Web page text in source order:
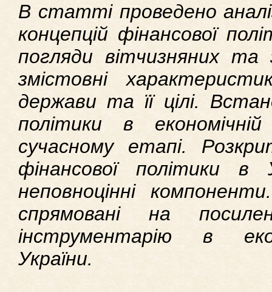
В статті проведено
концепцій фінансової
погляди вітчизняних та
змістовні
держави та її цілі.
політики в
сучасному етапі.
фінансової політики в
неповноцінні
спрямовані на
інструментарію в
України.